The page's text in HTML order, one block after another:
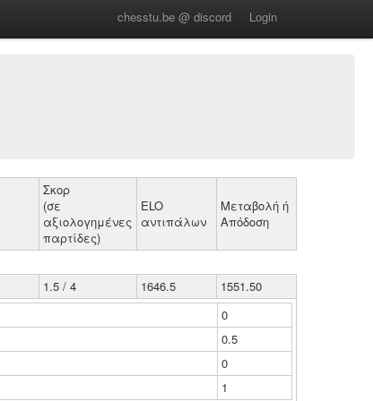
chesstu.be @ discord Login
Σκορ
(σε
αξιολογημένες
παρτίδες)
ELO
αντιπάλων
Μεταβολή ή
Απόδοση
1.5 / 4 1646.5
1551.50
0
0.5
0
1